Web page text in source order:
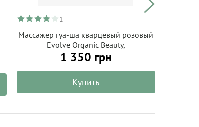
1
Массажер гуа-ша кварцевый розовый
Evolve Organic Beauty,
1 350 грн
Купить